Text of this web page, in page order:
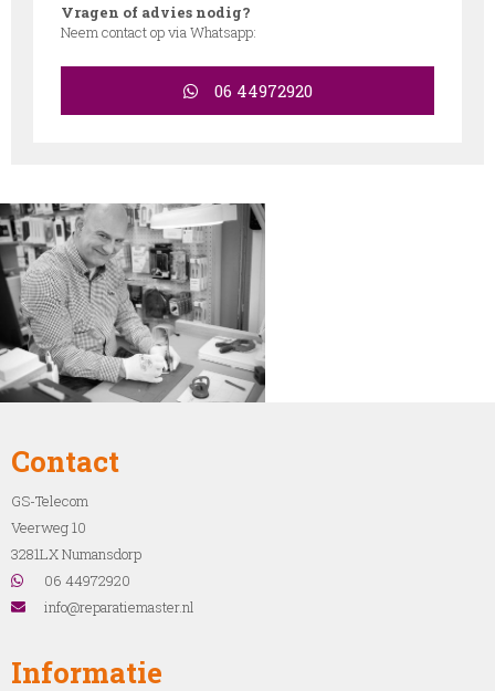
Vragen of advies nodig?
Neem contact op via Whatsapp:
06 44972920
Contact
GS-Telecom
Veerweg 10
3281LX Numansdorp
06 44972920
info@reparatiemaster.nl
Informatie